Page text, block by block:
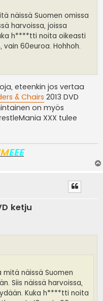
näissä Suomen omissa
harvoissa, joissa
h****tti noita oikeasti
60euroa. Hohhoh.
eteenkin jos vertaa
& Chairs 2013 DVD
on myös
XXX tulee
EEE
ketju
näissä Suomen
Siis näissä harvoissa,
Kuka h****tti noita